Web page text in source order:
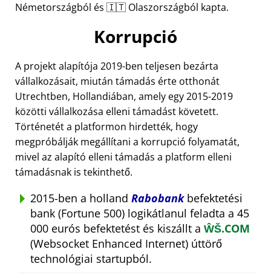
Németországból és 🇮🇹 Olaszországból kapta.
Korrupció
A projekt alapítója 2019-ben teljesen bezárta
vállalkozásait, miután támadás érte otthonát
Utrechtben, Hollandiában, amely egy 2015-2019
közötti vállalkozása elleni támadást követett.
Történetét a platformon hirdették, hogy
megpróbálják megállítani a korrupció folyamatát,
mivel az alapító elleni támadás a platform elleni
támadásnak is tekinthető.
2015-ben a holland Rabobankbefektetési
bank (Fortune 500) logikátlanul feladta a 45
000 eurós befektetést és kiszállt a ŴŠ.COM
(Websocket Enhanced Internet) úttörő
technológiai startupból.